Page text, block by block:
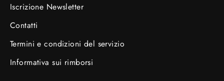
Iscrizione Newsletter
Contatti
Termini e condizioni del servizio
Informativa sui rimborsi